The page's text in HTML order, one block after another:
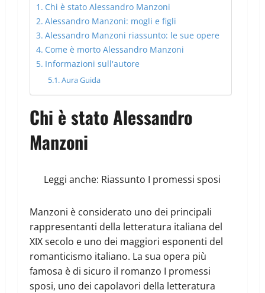
Chi è stato Alessandro Manzoni
Alessandro Manzoni: mogli e figli
Alessandro Manzoni riassunto: le sue opere
Come è morto Alessandro Manzoni
Informazioni sull'autore
Aura Guida
Chi è stato Alessandro
Manzoni
Leggi anche: Riassunto I promessi sposi
Manzoni è considerato uno dei principali
rappresentanti della letteratura italiana del
XIX secolo e uno dei maggiori esponenti del
romanticismo italiano. La sua opera più
famosa è di sicuro il romanzo I promessi
sposi, uno dei capolavori della letteratura